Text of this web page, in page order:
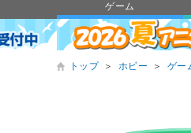
ゲーム
トップ ＞ ホビー ＞ ゲー